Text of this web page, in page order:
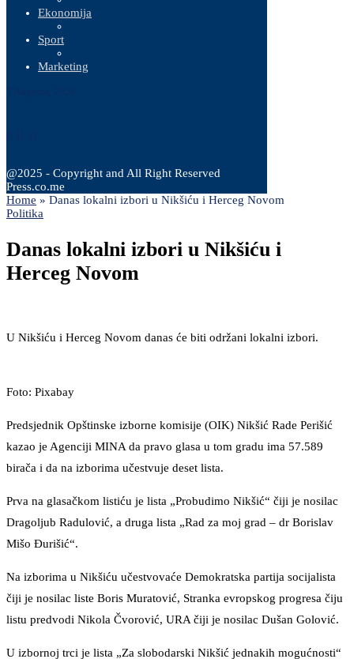
Ekonomija
Sport
Marketing
@2025 - Copyright and All Right Reserved
Press.co.me
Home » Danas lokalni izbori u Nikšiću i Herceg Novom
Politika
Danas lokalni izbori u Nikšiću i
Herceg Novom
U Nikšiću i Herceg Novom danas će biti održani lokalni izbori.
Foto: Pixabay
Predsjednik Opštinske izborne komisije (OIK) Nikšić Rade Perišić
kazao je Agenciji MINA da pravo glasa u tom gradu ima 57.589
birača i da na izborima učestvuje deset lista.
Prva na glasačkom listiću je lista „Probudimo Nikšić“ čiji je nosilac
Dragoljub Radulović, a druga lista „Rad za moj grad – dr Borislav
Mišo Đurišić“.
Na izborima u Nikšiću učestvovaće Demokratska partija socijalista
čiji je nosilac liste Boris Muratović, Stranka evropskog progresa čiju
listu predvodi Nikola Čvorović, URA čiji je nosilac Dušan Golović.
U izbornoj trci je lista „Za slobodarski Nikšić jednakih mogućnosti“